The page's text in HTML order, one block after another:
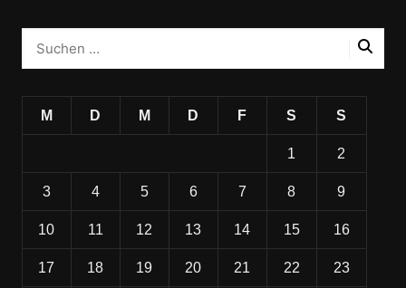
M D M D F S S
1 2
3 4 5 6 7 8 9
10 11 12 13 14 15 16
17 18 19 20 21 22 23